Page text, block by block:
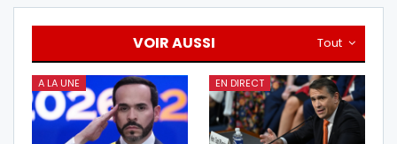
Tout
VOIR AUSSI
A LA UNE EN DIRECT